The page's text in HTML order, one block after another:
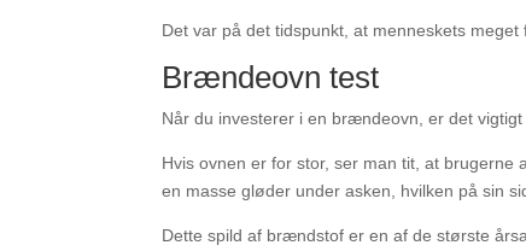
Det var på det tidspunkt, at menneskets
Brændeovn test
Når du investerer i en brændeovn, er det
Hvis ovnen er for stor, ser man tit, at
en masse gløder under asken, hvilken på sin
Dette spild af brændstof er en af ​​de største